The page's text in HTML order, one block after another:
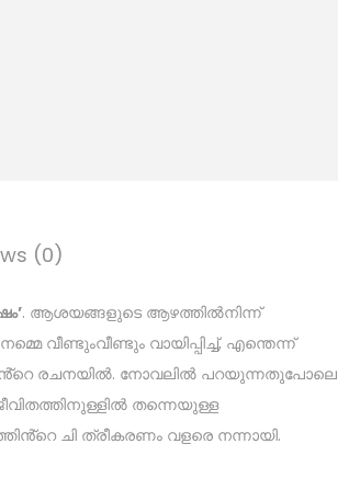
(0)
. ആശയങ്ങളുടെ ആഴത്തിൽനിന്ന്
വായിപ്പിച്ച്, എന്തെന്ന്
രചനയിൽ. നോവലിൽ പറയുന്നതുപോലെ
തന്നെയുള്ള
ചി ത്രീകരണം വളരെ നന്നായി.